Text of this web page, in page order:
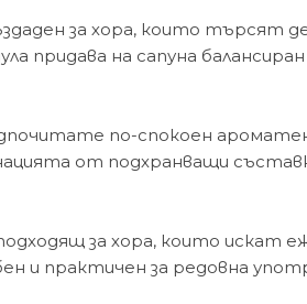
за хора, които търсят
придава на сапуна
по-спокоен
от подхранващи
за хора, които искат
и практичен за редовна